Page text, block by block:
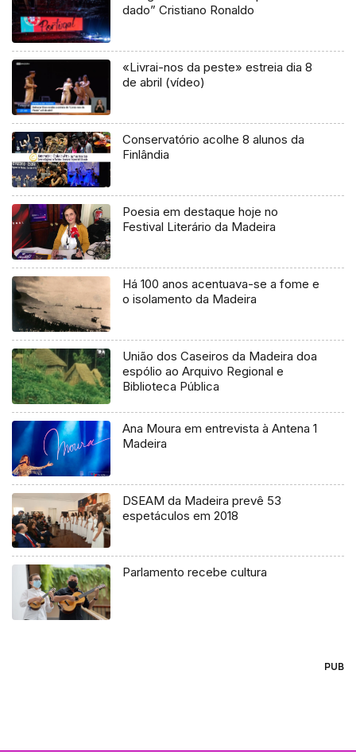
dado” Cristiano Ronaldo
«Livrai-nos da peste» estreia dia 8
de abril (vídeo)
Conservatório acolhe 8 alunos da
Finlândia
Poesia em destaque hoje no
Festival Literário da Madeira
Há 100 anos acentuava-se a fome e
o isolamento da Madeira
União dos Caseiros da Madeira doa
espólio ao Arquivo Regional e
Biblioteca Pública
Ana Moura em entrevista à Antena 1
Madeira
DSEAM da Madeira prevê 53
espetáculos em 2018
Parlamento recebe cultura
PUB